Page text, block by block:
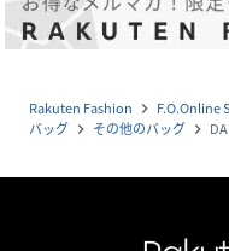
Rakuten Fashion navigate_next F.O.Online
バッグ navigate_next その他のバッグ navigate_next